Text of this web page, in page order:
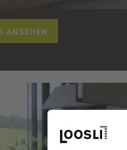
ANSEHEN
11